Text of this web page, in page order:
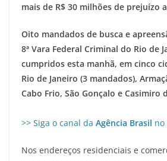
mais de R$ 30 milhões de prejuízo
Oito mandados de busca e
8ª Vara Federal Criminal do Rio de
cumpridos esta manhã, em cinco
Rio de Janeiro (3 mandados),
Cabo Frio, São Gonçalo e Casimiro
>> Siga o canal da Agência Brasil no
Nos endereços residenciais e